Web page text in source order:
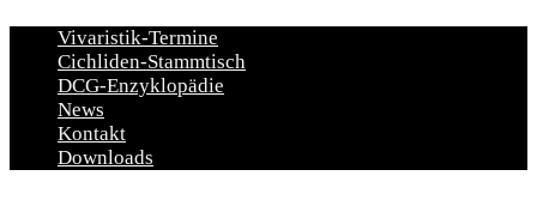
Vivaristik-Termine
Cichliden-Stammtisch
DCG-Enzyklopädie
News
Kontakt
Downloads